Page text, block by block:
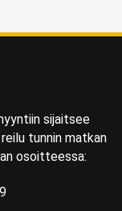
sijaitsee
tunnin matkan
osoitteessa: